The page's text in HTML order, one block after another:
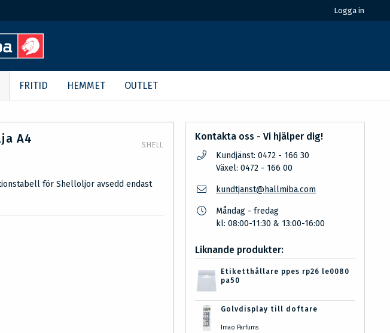
Logga in
FRITID HEMMET OUTLET
A4 SHELL
för Shelloljor avsedd endast
Kontakta oss - Vi hjälper dig!
Kundjänst: 0472 - 166 30
Växel: 0472 - 166 00
kundtjanst@hallmiba.com
Måndag - fredag
kl: 08:00-11:30 & 13:00-16:00
Liknande produkter:
Etiketthållare ppes rp26 le0080
pa50
Golvdisplay till doftare
Imao Parfums